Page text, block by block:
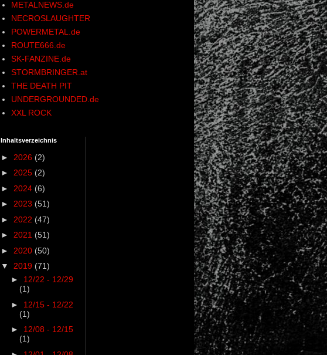
METALNEWS.de
NECROSLAUGHTER
POWERMETAL.de
ROUTE666.de
SK-FANZINE.de
STORMBRINGER.at
THE DEATH PIT
UNDERGROUNDED.de
XXL ROCK
Inhaltsverzeichnis
► 2026 (2)
► 2025 (2)
► 2024 (6)
► 2023 (51)
► 2022 (47)
► 2021 (51)
► 2020 (50)
▼ 2019 (71)
► 12/22 - 12/29
(1)
► 12/15 - 12/22
(1)
► 12/08 - 12/15
(1)